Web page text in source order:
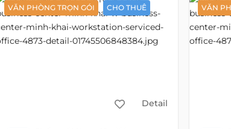
Kỳ Khởi Nghĩa. Phóng tầm mắt, bạn ngắm nhìn Sài
mải. Thả hồn mình vào khoảng xanh mát rượi từ Dinh
việc bộn bề.